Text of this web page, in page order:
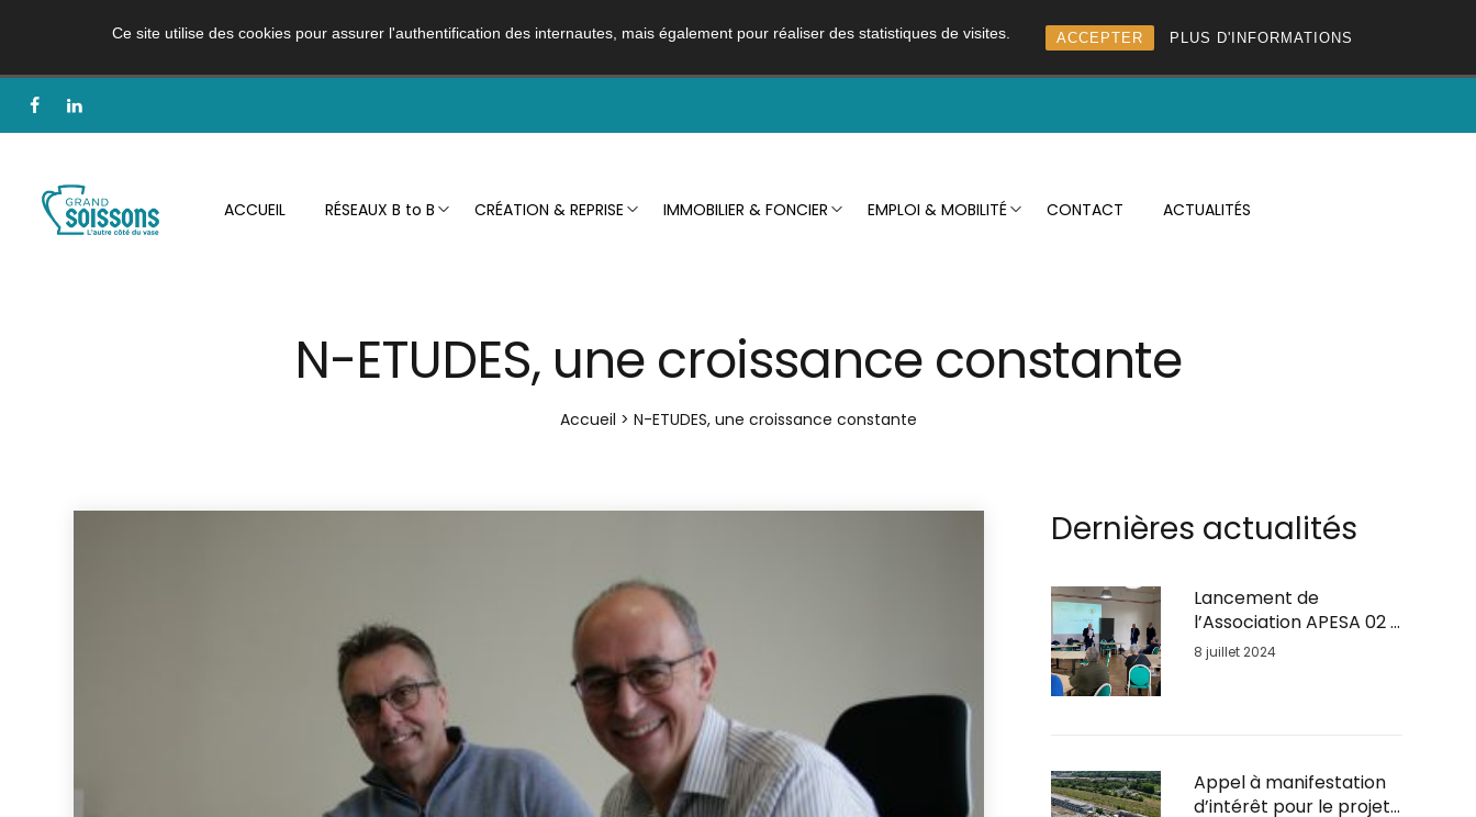
Ce site utilise des cookies pour assurer l'authentification des internautes, mais également pour réaliser des statistiques de visites. ACCEPTER PLUS D'INFORMATIONS
ACCUEIL RÉSEAUX B to B CRÉATION & REPRISE IMMOBILIER & FONCIER EMPLOI & MOBILITÉ CONTACT ACTUALITÉS
N-ETUDES, une croissance constante
Accueil > N-ETUDES, une croissance constante
Dernières actualités
Lancement de
l’Association APESA 02 :
Soutien Psychologique
8 juillet 2024
Appel à manifestation
d’intérêt pour le projet